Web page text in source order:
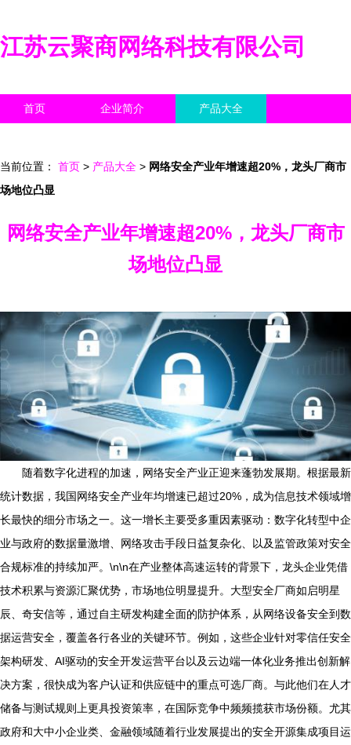
江苏云聚商网络科技有限公司
首页 企业简介 产品大全
当前位置： 首页 > 产品大全 > 网络安全产业年增速超20%，龙头厂商市
场地位凸显
网络安全产业年增速超20%，龙头厂商市
场地位凸显
随着数字化进程的加速，网络安全产业正迎来蓬勃发展期。根据最新
统计数据，我国网络安全产业年均增速已超过20%，成为信息技术领域增
长最快的细分市场之一。这一增长主要受多重因素驱动：数字化转型中企
业与政府的数据量激增、网络攻击手段日益复杂化、以及监管政策对安全
合规标准的持续加严。\n\n在产业整体高速运转的背景下，龙头企业凭借
技术积累与资源汇聚优势，市场地位明显提升。大型安全厂商如启明星
辰、奇安信等，通过自主研发构建全面的防护体系，从网络设备安全到数
据运营安全，覆盖各行各业的关键环节。例如，这些企业针对零信任安全
架构研发、AI驱动的安全开发运营平台以及云边端一体化业务推出创新解
决方案，很快成为客户认证和供应链中的重点可选厂商。与此他们在人才
储备与测试规则上更具投资策率，在国际竞争中频频揽获市场份额。尤其
政府和大中小企业类、金融领域随着行业发展提出的安全开源集成项目运